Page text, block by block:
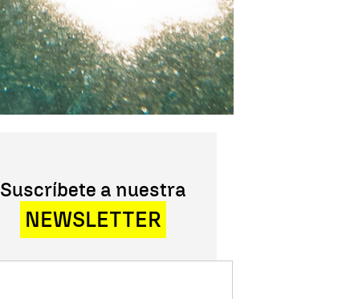
Suscríbete a nuestra
NEWSLETTER